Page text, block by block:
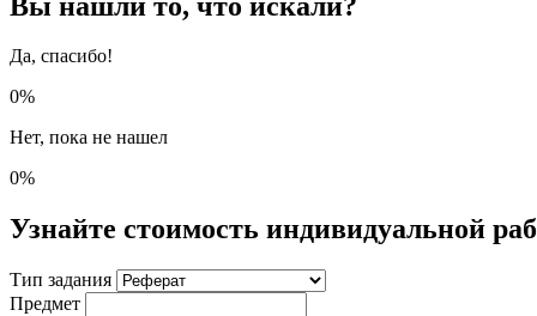
Да, спасибо!
0%
Нет, пока не нашел
0%
Узнайте стоимость индивидуальной
Тип задания
Предмет